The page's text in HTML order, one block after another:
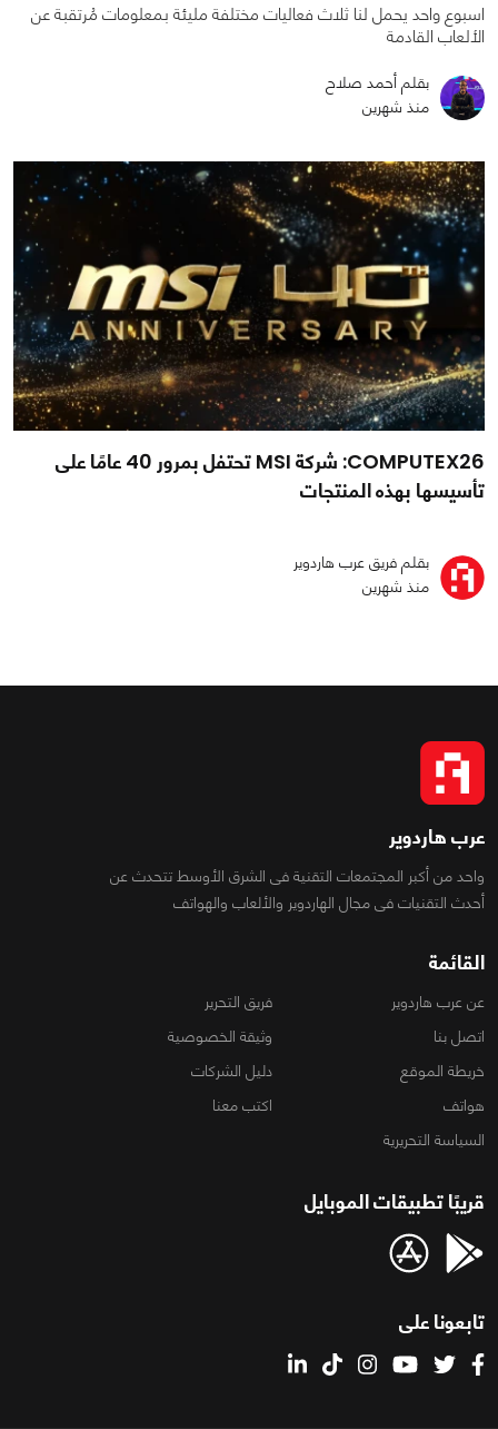
اسبوع واحد يحمل لنا ثلاث فعاليات مختلفة مليئة بمعلومات مُرتقبة عن
الألعاب القادمة
بقلم أحمد صلاح
منذ شهرين
COMPUTEX26: شركة MSI تحتفل بمرور 40 عامًا على
تأسيسها بهذه المنتجات
بقلم فريق عرب هاردوير
منذ شهرين
عرب هاردوير
واحد من أكبر المجتمعات التقنية فى الشرق الأوسط تتحدث عن
أحدث التقنيات فى مجال الهاردوير والألعاب والهواتف
القائمة
عن عرب هاردوير
فريق التحرير
اتصل بنا
وثيقة الخصوصية
خريطة الموقع
دليل الشركات
هواتف
اكتب معنا
السياسة التحريرية
قريبًا تطبيقات الموبايل
تابعونا على